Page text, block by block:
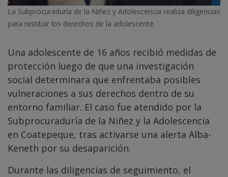
La Subprocuraduría de la Niñez y Adolescencia realiza diligencias
para restituir los derechos de la adolescente.
Una adolescente de 16 años recibió medidas de
protección luego de que una investigación
social determinara que enfrentaba posibles
vulneraciones a sus derechos dentro de su
entorno familiar. El caso fue atendido por la
Subprocuraduría de la Niñez y la Adolescencia
en Coatepeque, tras activarse una alerta Alba-
Keneth por su desaparición.
Durante las diligencias de seguimiento, el